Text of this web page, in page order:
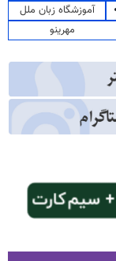
آموزشگاه زبان ملل
مهرینو